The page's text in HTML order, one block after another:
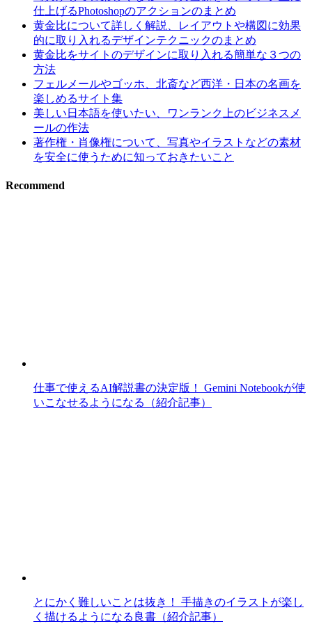
仕上げるPhotoshopのアクションのまとめ
黄金比について詳しく解説、レイアウトや構図に効果
的に取り入れるデザインテクニックのまとめ
黄金比をサイトのデザインに取り入れる簡単な３つの
方法
フェルメールやゴッホ、北斎など西洋・日本の名画を
楽しめるサイト集
美しい日本語を使いたい、ワンランク上のビジネスメ
ールの作法
著作権・肖像権について、写真やイラストなどの素材
を安全に使うために知っておきたいこと
Recommend
仕事で使えるAI解説書の決定版！ Gemini Notebookが使
いこなせるようになる（紹介記事）
とにかく難しいことは抜き！ 手描きのイラストが楽し
く描けるようになる良書（紹介記事）